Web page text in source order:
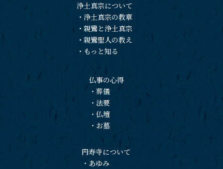
浄土真宗について
・浄土真宗の教章
・親鸞と浄土真宗
・親鸞聖人の教え
・ もっと知る
仏事の心得
・葬儀
・法要
・仏壇
・ お墓
円寿寺について
・ あゆみ